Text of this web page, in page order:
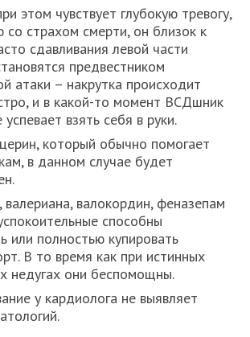
этом чувствует глубокую тревогу,
со страхом смерти, он близок к
сдавливания левой части
предвестником
атаки – накрутка происходит
и в какой-то момент ВСДшник
взять себя в руки.
который обычно помогает
в данном случае будет
валериана, валокордин, феназепам
способны
или полностью купировать
В то время как при истинных
недугах они беспомощны.
у кардиолога не выявляет